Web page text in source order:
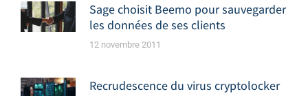
Sage choisit Beemo pour sauvegarder
les données de ses clients
12 novembre 2011
Recrudescence du virus cryptolocker